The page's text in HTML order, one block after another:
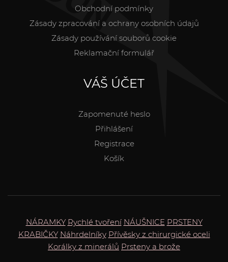
Obchodní podmínky
Zásady zpracování a ochrany osobních údajů
Zásady používání souborů cookie
Reklamační formulář
VÁŠ ÚČET
Zapomenuté heslo
Přihlášení
Registrace
Košík
NÁRAMKY Rychlé tvoření NÁUŠNICE PRSTENY
KRABIČKY Náhrdelníky Přívěsky z chirurgické oceli
Korálky z minerálů Prsteny a brože